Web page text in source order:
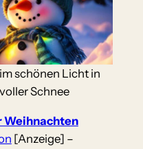
schönen Licht in
Schnee
Weihnachten
[Anzeige] –